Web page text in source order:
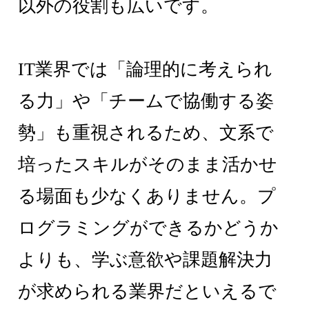
以外の役割も広いです。
IT業界では「論理的に考えられ
る力」や「チームで協働する姿
勢」も重視されるため、文系で
培ったスキルがそのまま活かせ
る場面も少なくありません。プ
ログラミングができるかどうか
よりも、学ぶ意欲や課題解決力
が求められる業界だといえるで